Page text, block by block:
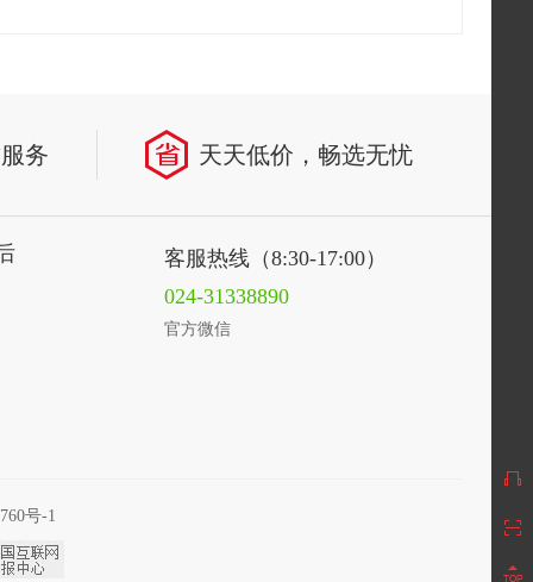
务 天天低价，畅选无忧
客服热线（8:30-17:00）
024-31338890
官方微信
号-1